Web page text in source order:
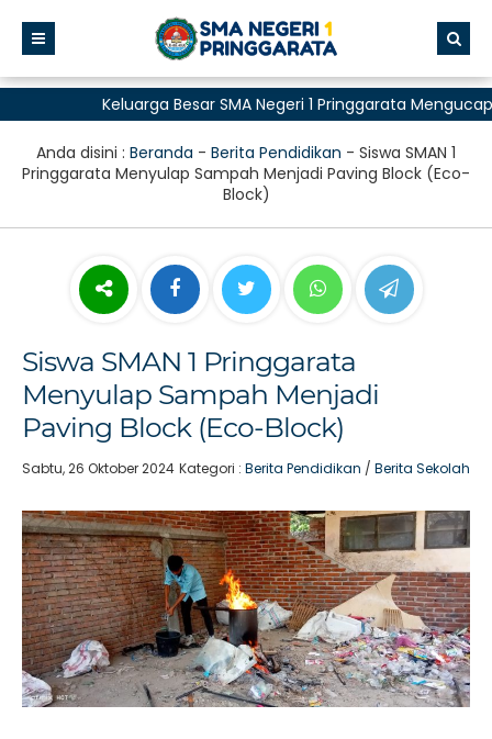
Keluarga Besar SMA Negeri 1 Pringgarata
Anda disini : Beranda - Berita Pendidikan - Siswa SMAN 1
Pringgarata Menyulap Sampah Menjadi Paving Block (Eco-
Block)
Siswa SMAN 1 Pringgarata
Menyulap Sampah Menjadi
Paving Block (Eco-Block)
Sabtu, 26 Oktober 2024 Kategori : Berita Pendidikan / Berita Sekolah